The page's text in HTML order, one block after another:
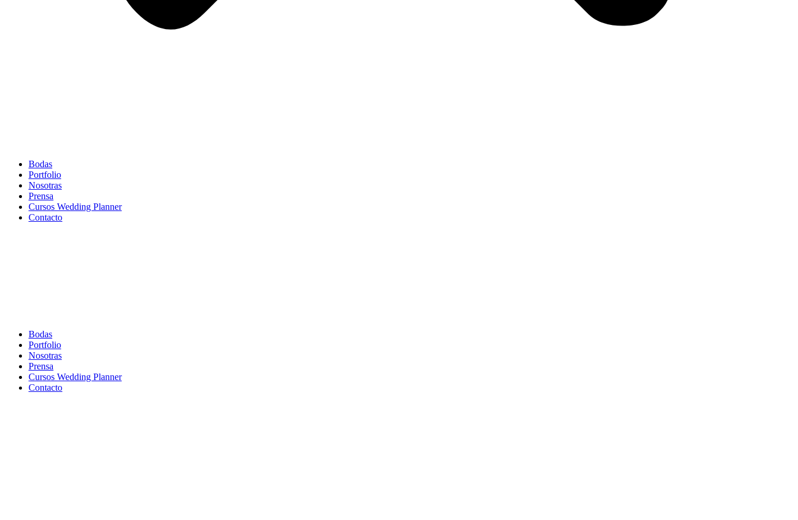
Bodas
Portfolio
Nosotras
Prensa
Cursos Wedding Planner
Contacto
Bodas
Portfolio
Nosotras
Prensa
Cursos Wedding Planner
Contacto